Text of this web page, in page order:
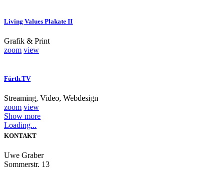
Living Values Plakate II
Grafik & Print
zoom view
Fürth.TV
Streaming, Video, Webdesign
zoom view
Show more
Loading...
KONTAKT
Uwe Graber
Sommerstr. 13